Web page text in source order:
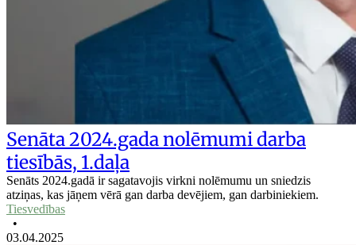
Senāta 2024.gada nolēmumi darba
tiesībās, 1.daļa
Senāts 2024.gadā ir sagatavojis virkni nolēmumu un sniedzis
atziņas, kas jāņem vērā gan darba devējiem, gan darbiniekiem.
Tiesvedības
•
03.04.2025